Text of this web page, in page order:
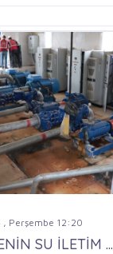
, Perşembe 12:20
SU İLETİM ...